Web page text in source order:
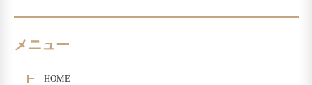
メニュー
HOME